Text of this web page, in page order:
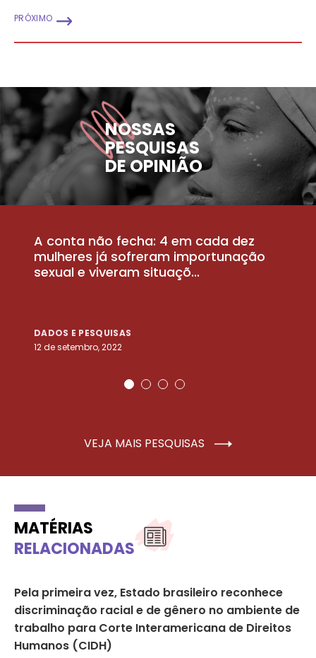
PRÓXIMO
NOSSAS
PESQUISAS
DE OPINIÃO
A conta não fecha: 4 em cada dez
mulheres já sofreram importunação
sexual e viveram situaçõ...
DADOS E PESQUISAS
12 de setembro, 2022
VEJA MAIS PESQUISAS
MATÉRIAS
RELACIONADAS
Pela primeira vez, Estado brasileiro reconhece
discriminação racial e de gênero no ambiente de
trabalho para Corte Interamericana de Direitos
Humanos (CIDH)